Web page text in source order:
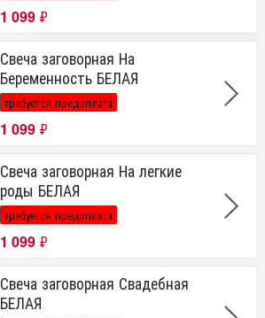
1 099 ₽
Свеча заговорная На
Беременность БЕЛАЯ
требуется предоплата
1 099 ₽
Свеча заговорная На легкие
роды БЕЛАЯ
требуется предоплата
1 099 ₽
Свеча заговорная Свадебная
БЕЛАЯ